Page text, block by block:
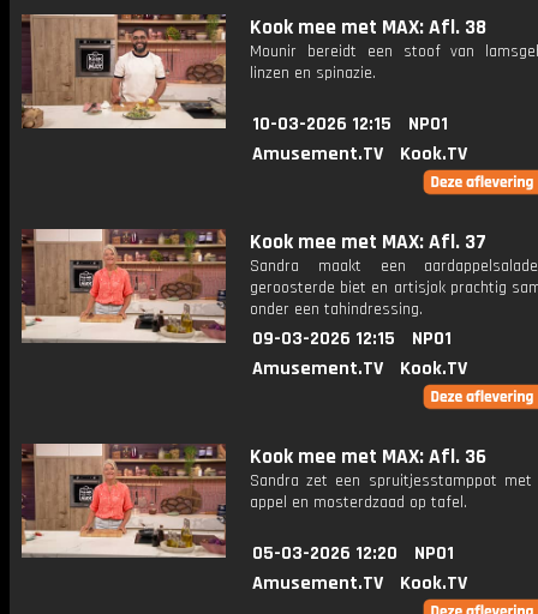
Kook mee met MAX: Afl. 38
Mounir bereidt een stoof van
linzen en spinazie.
10-03-2026 12:15
NPO1
Amusement.TV
Kook.TV
Kook mee met MAX: Afl. 37
Sandra maakt een
geroosterde biet en artisjok prachtig
onder een tahindressing.
09-03-2026 12:15
NPO1
Amusement.TV
Kook.TV
Kook mee met MAX: Afl. 36
Sandra zet een spruitjesstamppot met
appel en mosterdzaad op tafel.
05-03-2026 12:20
NPO1
Amusement.TV
Kook.TV